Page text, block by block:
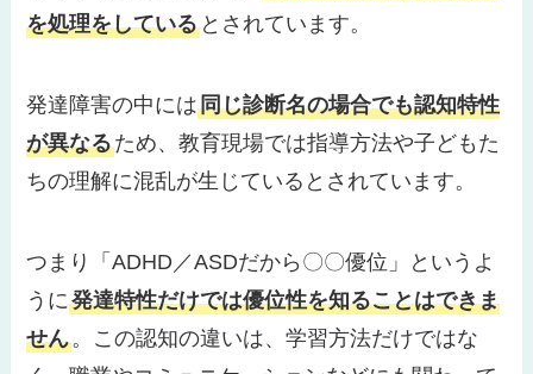
を処理をしている とされています。
発達障害の中には同じ診断名の場合でも認知特性
が異なるため、教育現場では指導方法や子どもた
ちの理解に混乱が生じているとされています。
つまり「ADHD／ASDだから〇〇優位」というよ
うに発達特性だけでは優位性を知ることはできま
せん。この認知の違いは、学習方法だけではな